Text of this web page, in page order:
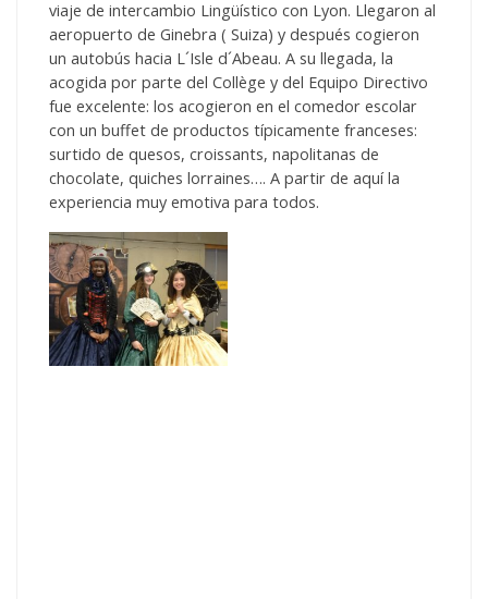
viaje de intercambio Lingüístico con Lyon. Llegaron al
aeropuerto de Ginebra ( Suiza) y después cogieron
un autobús hacia L´Isle d´Abeau. A su llegada, la
acogida por parte del Collège y del Equipo Directivo
fue excelente: los acogieron en el comedor escolar
con un buffet de productos típicamente franceses:
surtido de quesos, croissants, napolitanas de
chocolate, quiches lorraines…. A partir de aquí la
experiencia muy emotiva para todos.